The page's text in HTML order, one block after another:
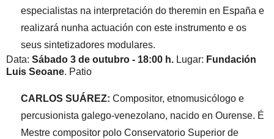
especialistas na interpretación do theremin en España e
realizará nunha actuación con este instrumento e os
seus sintetizadores modulares.
Data: Sábado 3 de outubro - 18:00 h. Lugar: Fundación
Luis Seoane. Patio
CARLOS SUÁREZ: Compositor, etnomusicólogo e
percusionista galego-venezolano, nacido en Ourense. É
Mestre compositor polo Conservatorio Superior de